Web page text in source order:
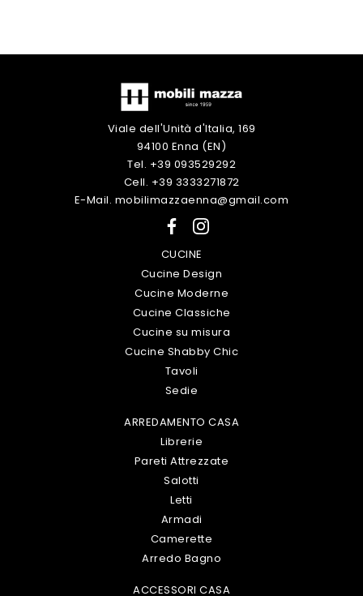
Viale dell'Unità d'Italia, 169
94100 Enna (EN)
Tel. +39 093529292
Cell. +39 3333271872
E-Mail. mobilimazzaenna@gmail.com
CUCINE
Cucine Design
Cucine Moderne
Cucine Classiche
Cucine su misura
Cucine Shabby Chic
Tavoli
Sedie
ARREDAMENTO CASA
Librerie
Pareti Attrezzate
Salotti
Letti
Armadi
Camerette
Arredo Bagno
ACCESSORI CASA